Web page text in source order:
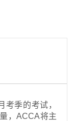
考季的考试，
，ACCA将主